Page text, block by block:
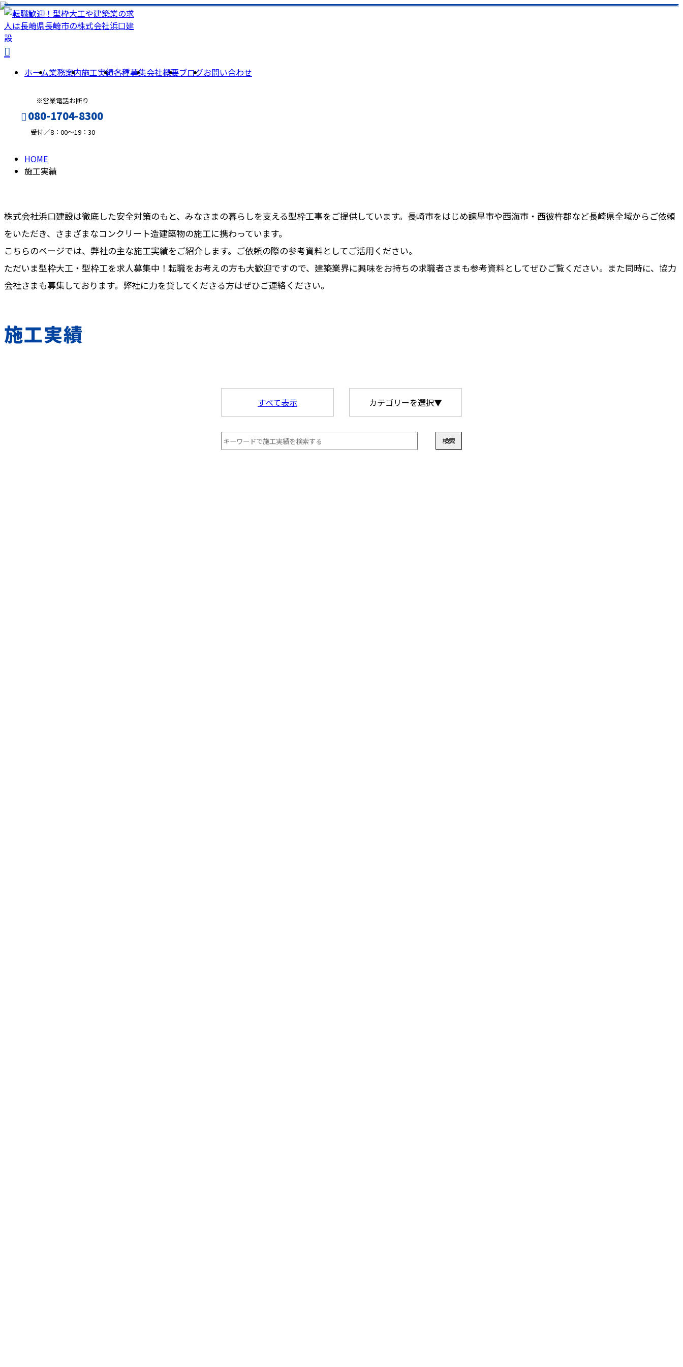
ホーム業務案内施工実績各種募集会社概要ブログお問い合わせ
※営業電話お断り
080-1704-8300
受付／8：00～19：30
メールフォーム
施
工
実
PAST
WORK
HOME
施工実績
株式会社浜口建設は徹底した安全対策のもと、みなさまの暮らしを支える型枠工事をご提供しています。長崎市をはじめ諫早市や西海市・西彼杵郡など長崎県全域からご依頼
をいただき、さまざまなコンクリート造建築物の施工に携わっています。
こちらのページでは、弊社の主な施工実績をご紹介します。ご依頼の際の参考資料としてご活用ください。
ただいま型枠大工・型枠工を求人募集中！転職をお考えの方も大歓迎ですので、建築業界に興味をお持ちの求職者さまも参考資料としてぜひご覧ください。また同時に、協力
会社さまも募集しております。弊社に力を貸してくださる方はぜひご連絡ください。
施工実績
すべて表示 カテゴリーを選択▼